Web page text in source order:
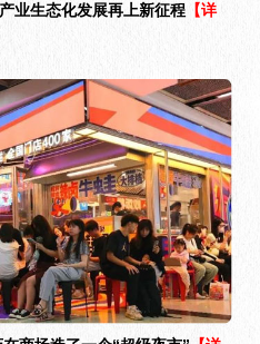
业生态化发展再上新征程 【详